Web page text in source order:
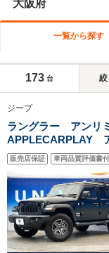
大阪府
一覧から探す
173 台 絞
ジープ
ラングラー アンリ
APPLECARPLAY
ル バックカメラ
エアコン オートラ
ッチパネルモニタ
販売店保証 車両品質評価書付